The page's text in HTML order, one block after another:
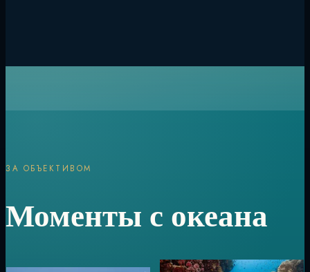
ЗА ОБЪЕКТИВОМ
Моменты с океана